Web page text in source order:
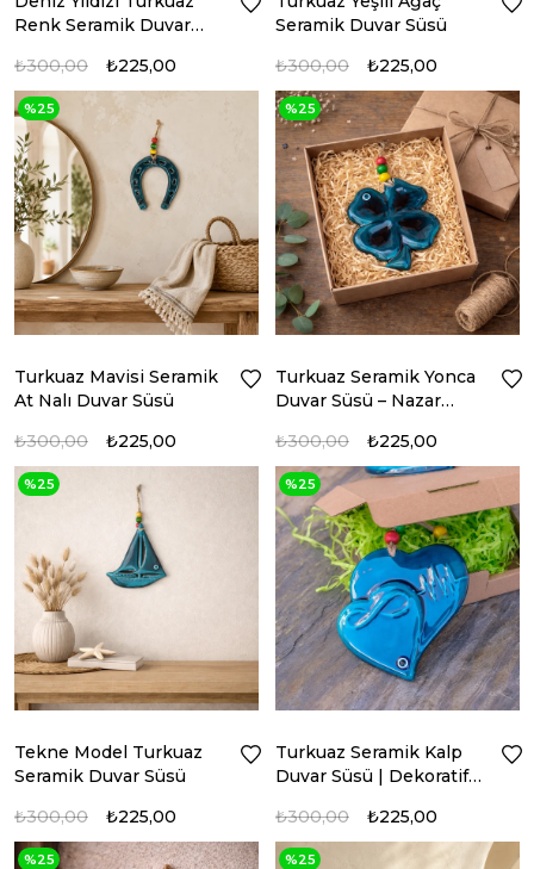
Renk Seramik Duvar
₺225,00
₺300,00
Seramik Duvar Süsü
₺225,00
₺300,00
Turkuaz Mavisi Seramik
At Nalı Duvar Süsü
₺225,00
₺300,00
%25
Turkuaz Seramik Yonca
Duvar Süsü – Nazar
₺225,00
₺300,00
%25
Tekne Model Turkuaz
Seramik Duvar Süsü
₺225,00
₺300,00
%25
Turkuaz Seramik Kalp
Duvar Süsü | Dekoratif
₺225,00
₺300,00
%25
%25 %25